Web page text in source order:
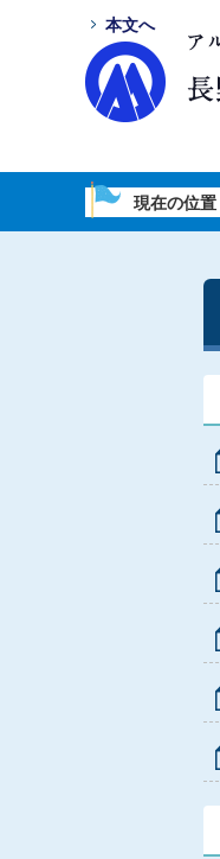
本文へ
現在の位置